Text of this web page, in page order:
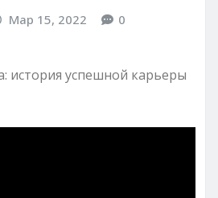
Мар 15, 2022 0